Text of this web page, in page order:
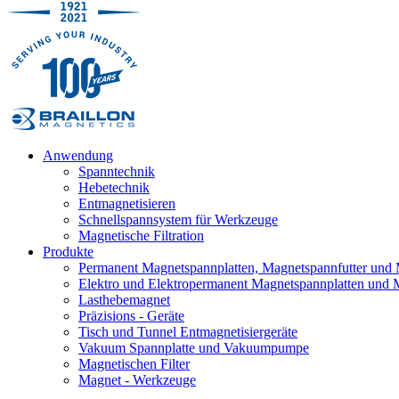
Anwendung
Spanntechnik
Hebetechnik
Entmagnetisieren
Schnellspannsystem für Werkzeuge
Magnetische Filtration
Produkte
Permanent Magnetspannplatten, Magnetspannfutter und
Elektro und Elektropermanent Magnetspannplatten und
Lasthebemagnet
Präzisions - Geräte
Tisch und Tunnel Entmagnetisiergeräte
Vakuum Spannplatte und Vakuumpumpe
Magnetischen Filter
Magnet - Werkzeuge